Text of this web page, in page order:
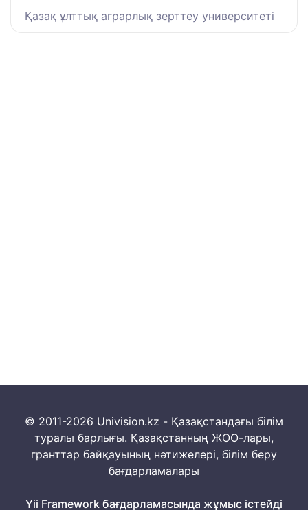
Қазақ ұлттық аграрлық зерттеу университеті
© 2011-2026 Univision.kz - Қазақстандағы білім
туралы барлығы. Қазақстанның ЖОО-лары,
гранттар байқауының нәтижелері, білім беру
бағдарламалары
Yii Framework бағдарламасында жұмыс істейді